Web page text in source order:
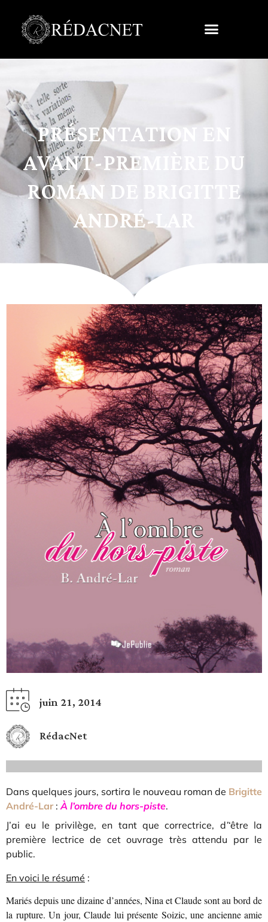
PRÉSENTATION EN
AVANT-PREMIÈRE DU
ROMAN DE BRIGITTE
ANDRÉ-LAR
juin 21, 2014
RédacNet
Dans quelques jours, sortira le nouveau roman de Brigitte
André-Lar:À l’ombre du hors-piste.
J’ai eu le privilège, en tant que correctrice, d’‘être la
première lectrice de cet ouvrage très attendu par le
public.
En voici le résumé :
Mariés depuis une dizaine d’années, Nina et Claude sont au bord de
la rupture. Un jour, Claude lui présente Soizic, une ancienne amie